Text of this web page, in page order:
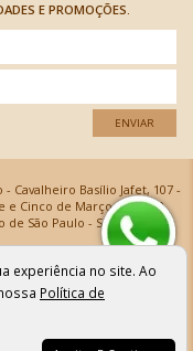
E PROMOÇÕES.
ENVIAR
Cavalheiro Basílio Jafet, 107 -
e Cinco de Março, 576 - SP,
de São Paulo - SP
0001-18
não valem para nossa loja física e
de crédito sujeitas a análise e
experiência no site. Ao
Política de